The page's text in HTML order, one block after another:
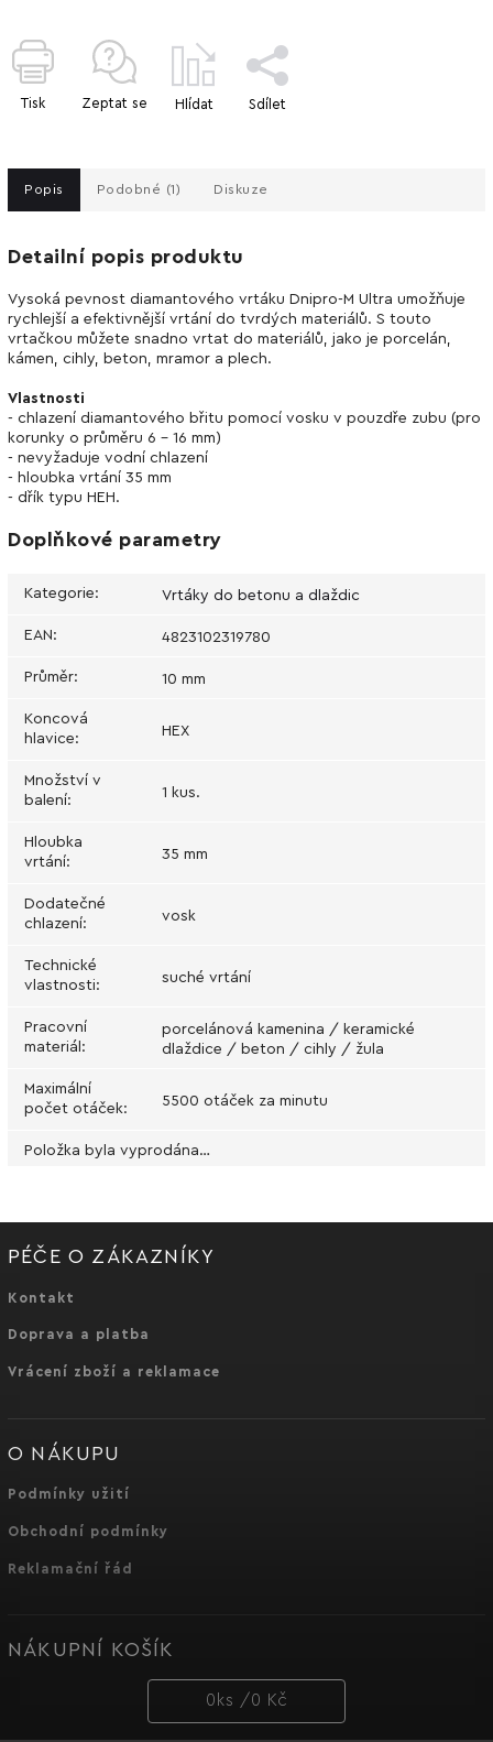
Tisk Zeptat se Hlídat Sdílet
Popis Podobné (1) Diskuze
Detailní popis produktu
Vysoká pevnost diamantového vrtáku Dnipro-M Ultra umožňuje
rychlejší a efektivnější vrtání do tvrdých materiálů. S touto
vrtačkou můžete snadno vrtat do materiálů, jako je porcelán,
kámen, cihly, beton, mramor a plech.
Vlastnosti
- chlazení diamantového břitu pomocí vosku v pouzdře zubu (pro
korunky o průměru 6 - 16 mm)
- nevyžaduje vodní chlazení
- hloubka vrtání 35 mm
- dřík typu HEH.
Doplňkové parametry
Kategorie: Vrtáky do betonu a dlaždic
EAN: 4823102319780
Průměr: 10 mm
Koncová
hlavice: HEX
Množství v
balení: 1 kus.
Hloubka
vrtání: 35 mm
Dodatečné
chlazení: vosk
Technické
vlastnosti: suché vrtání
Pracovní
materiál :
porcelánová kamenina / keramické
dlaždice / beton / cihly / žula
Maximální
počet otáček: 5500 otáček za minutu
Položka byla vyprodána…
PÉČE O ZÁKAZNÍKY
Kontakt
Doprava a platba
Vrácení zboží a reklamace
O NÁKUPU
Podmínky užití
Obchodní podmínky
Reklamační řád
NÁKUPNÍ KOŠÍK
0 ks / 0 Kč